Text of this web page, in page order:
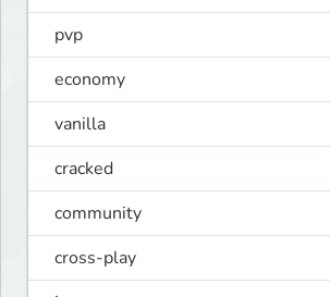
pvp
economy
vanilla
cracked
community
cross-play